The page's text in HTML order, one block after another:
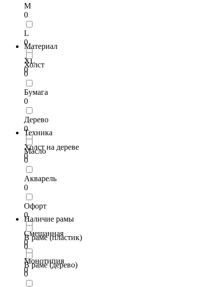
M
0
L
0
XL
0
Материал
Холст
0
Бумага
0
Дерево
0
Холст на дереве
0
Техника
Масло
0
Акварель
0
Офорт
0
Смешанная
0
Монотипия
0
Наличие рамы
В раме (пластик)
0
В раме (дерево)
0